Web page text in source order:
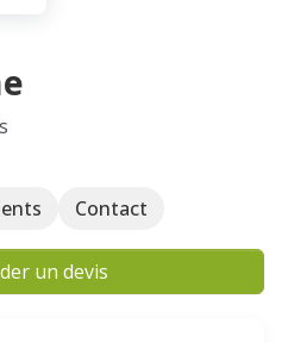
Contact
un devis